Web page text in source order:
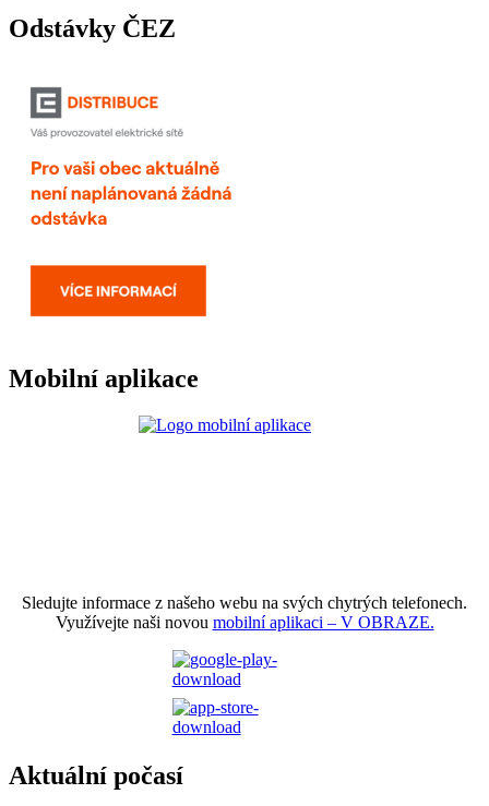
Odstávky ČEZ
Mobilní aplikace
Sledujte informace z našeho webu na svých chytrých telefonech.
Využívejte naši novou mobilní aplikaci – V OBRAZE.
Aktuální počasí